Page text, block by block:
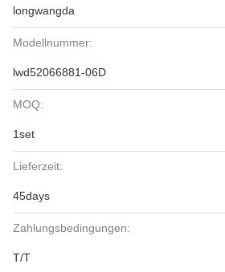
longwangda
Modellnummer:
lwd52066881-06D
MOQ:
1set
Lieferzeit:
45days
Zahlungsbedingungen:
T/T